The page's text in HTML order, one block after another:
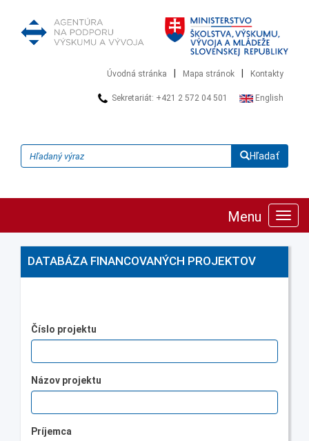
Úvodná stránka Mapa stránok Kontakty
Sekretariát: +421 2 572 04 501 English
Hľadať
Menu
DATABÁZA FINANCOVANÝCH PROJEKTOV
Číslo projektu
Názov projektu
Príjemca